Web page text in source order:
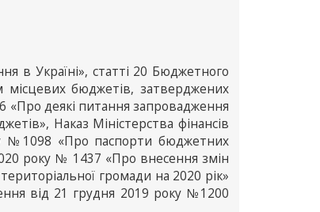
в Україні», статті 20 Бюджетного
місцевих бюджетів, затверджених
«Про деякі питання запровадження
Наказ Міністерства фінансів
№1098 «Про паспорти бюджетних
року № 1437 «Про внесення змін
громади на 2020 рік»
від 21 грудня 2019 року №1200